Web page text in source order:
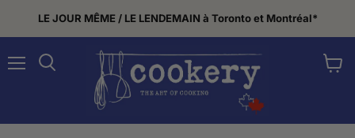
LE JOUR MÊME / LE LENDEMAIN à Toronto et Montréal*
Rechercher